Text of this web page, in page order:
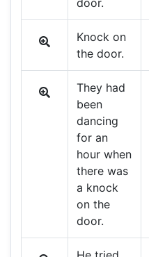
door.
Knock on
the door.
They had
been
dancing
for an
hour when
there was
a knock
on the
door.